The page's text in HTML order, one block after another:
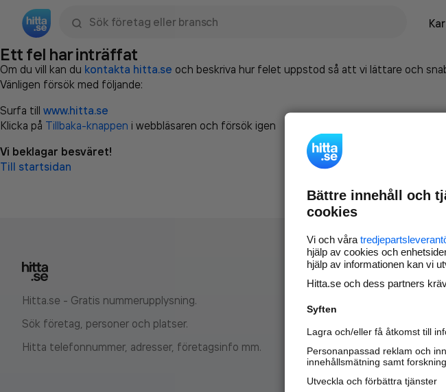
Ett fel har inträffat
Om du vill kan du kontakta hitta.se och beskriva hur felet uppstod så att vi lättare och
Vänligen försök med följande:
Surfa till www.hitta.se
Klicka på Tillbaka-knappen i webbläsaren och försök igen
Vi beklagar besväret!
Till startsidan
Hitta.se - Gratis nummerupplysning.
Sök företag, personer och platser.
Hitta telefonnummer, adresser, företagsinfo mm.
Bättre innehåll och
cookies
Vi och våra
hjälp av cookies och
hjälp av informationen kan vi
Hitta.se och dess partners
Syften
Lagra och/eller få åtkomst till
Personanpassad reklam och
innehållsmätning samt
Utveckla och förbättra tjänster